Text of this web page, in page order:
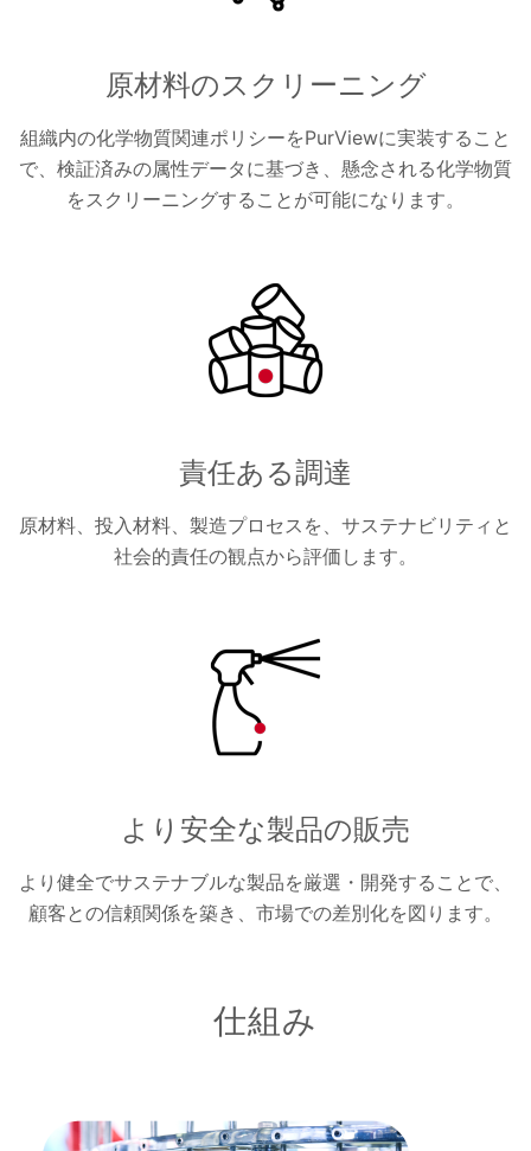
原材料のスクリーニング
組織内の化学物質関連ポリシーをPurViewに実装すること
で、検証済みの属性データに基づき、懸念される化学物質
をスクリーニングすることが可能になります。
責任ある調達
原材料、投入材料、製造プロセスを、サステナビリティと
社会的責任の観点から評価します。
より安全な製品の販売
より健全でサステナブルな製品を厳選・開発することで、
顧客との信頼関係を築き、市場での差別化を図ります。
仕組み